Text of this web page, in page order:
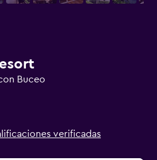
Buceo
verificadas